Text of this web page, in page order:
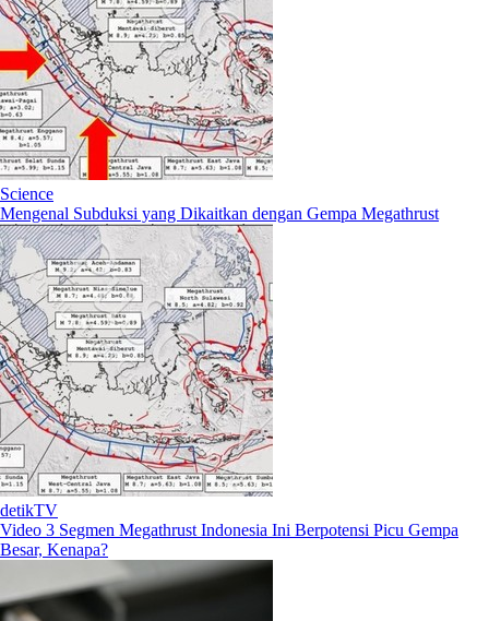
Science
Mengenal Subduksi yang Dikaitkan dengan Gempa Megathrust
detikTV
Video 3 Segmen Megathrust Indonesia Ini Berpotensi Picu Gempa
Besar, Kenapa?